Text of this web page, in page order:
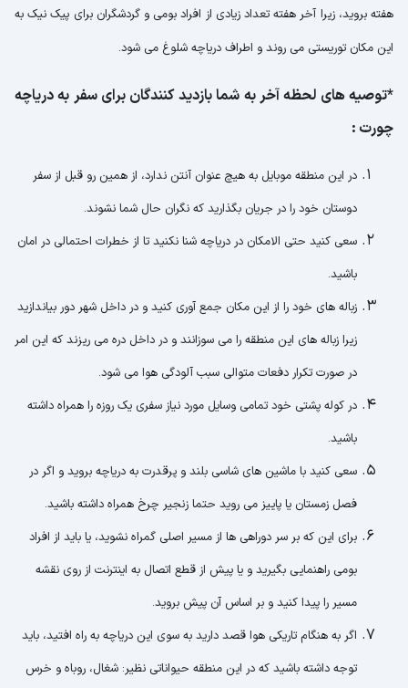
هفته بروید، زیرا آخر هفته تعداد زیادی از افراد بومی و گردشگران برای پیک نیک به
این مکان توریستی می روند و اطراف دریاچه شلوغ می شود.
*توصیه های لحظه آخر به شما بازدید کنندگان برای سفر به دریاچه
چورت :
در این منطقه موبایل به هیچ عنوان آنتن ندارد، از همین رو قبل از سفر
دوستان خود را در جریان بگذارید که نگران حال شما نشوند.
سعی کنید حتی الامکان در دریاچه شنا نکنید تا از خطرات احتمالی در امان
باشید.
زباله های خود را از این مکان جمع آوری کنید و در داخل شهر دور بیاندازید
زیرا زباله های این منطقه را می سوزانند و در داخل دره می ریزند که این امر
در صورت تکرار دفعات متوالی سبب آلودگی هوا می شود.
در کوله پشتی خود تمامی وسایل مورد نیاز سفری یک روزه را همراه داشته
باشید.
سعی کنید با ماشین های شاسی بلند و پرقدرت به دریاچه بروید و اگر در
فصل زمستان یا پاییز می روید حتما زنجیر چرخ همراه داشته باشید.
برای این که بر سر دوراهی ها از مسیر اصلی گمراه نشوید، یا باید از افراد
بومی راهنمایی بگیرید و یا پیش از قطع اتصال به اینترنت از روی نقشه
مسیر را پیدا کنید و بر اساس آن پیش بروید.
اگر به هنگام تاریکی هوا قصد دارید به سوی این دریاچه به راه افتید، باید
توجه داشته باشید که در این منطقه حیواناتی نظیر: شغال، روباه و خرس